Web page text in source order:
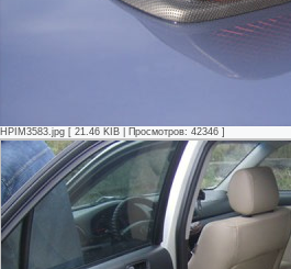
HPIM3583.jpg [ 21.46 KIB | Просмотров: 42346 ]